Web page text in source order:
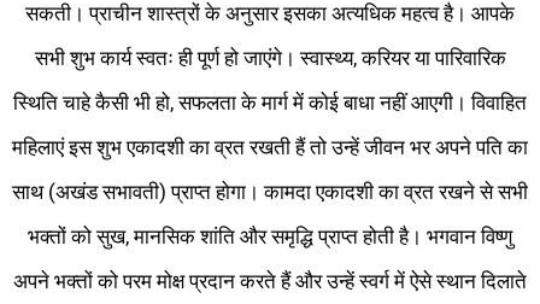
सकती। प्राचीन शास्त्रों के अनुसार इसका अत्यधिक महत्व है। आपके
सभी शुभ कार्य स्वतः ही पूर्ण हो जाएंगे। स्वास्थ्य, करियर या पारिवारिक
स्थिति चाहे कैसी भी हो, सफलता के मार्ग में कोई बाधा नहीं आएगी। विवाहित
महिलाएं इस शुभ एकादशी का व्रत रखती हैं तो उन्हें जीवन भर अपने पति का
साथ (अखंड सभावती) प्राप्त होगा। कामदा एकादशी का व्रत रखने से सभी
भक्तों को सुख, मानसिक शांति और समृद्धि प्राप्त होती है। भगवान विष्णु
अपने भक्तों को परम मोक्ष प्रदान करते हैं और उन्हें स्वर्ग में ऐसे स्थान दिलाते